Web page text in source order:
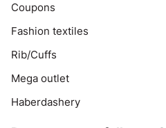
Coupons
Fashion textiles
Rib/Cuffs
Mega outlet
Haberdashery